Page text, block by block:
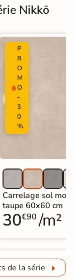
Nikkō
P
R
O
M
O
-
3
0
%
Carrelage sol
taupe 60x60 cm
30€90 /m²
de la série